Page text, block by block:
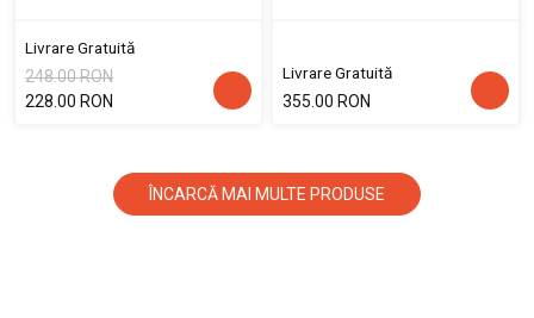
Livrare Gratuită
248.00 RON
228.00 RON
Livrare Gratuită
355.00 RON
ÎNCARCĂ MAI MULTE PRODUSE